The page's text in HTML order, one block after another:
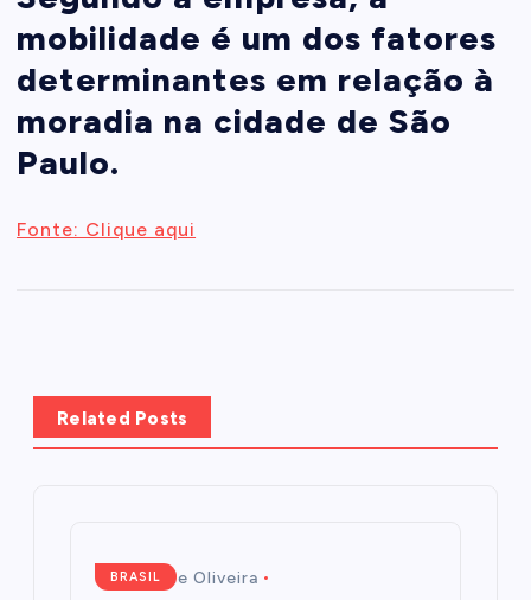
mobilidade é um dos fatores
determinantes em relação à
moradia na cidade de São
Paulo.
Fonte: Clique aqui
Related Posts
BRASIL
Mairim de Oliveira